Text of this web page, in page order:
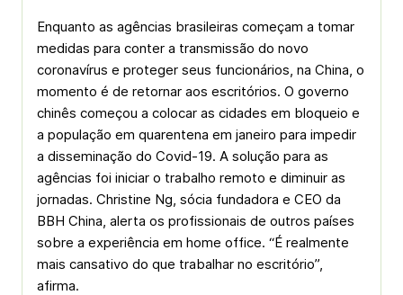
Enquanto as agências brasileiras começam a tomar
medidas para conter a transmissão do novo
coronavírus e proteger seus funcionários, na China, o
momento é de retornar aos escritórios. O governo
chinês começou a colocar as cidades em bloqueio e
a população em quarentena em janeiro para impedir
a disseminação do Covid-19. A solução para as
agências foi iniciar o trabalho remoto e diminuir as
jornadas. Christine Ng, sócia fundadora e CEO da
BBH China, alerta os profissionais de outros países
sobre a experiência em home office. “É realmente
mais cansativo do que trabalhar no escritório”,
afirma.